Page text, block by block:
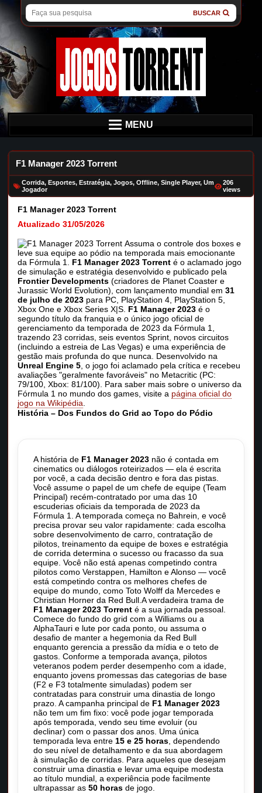
BUSCAR
MENU
F1 Manager 2023 Torrent
Corrida,Esportes,Estratégia,Jogos,Offline,Single Player,Um
Jogador
206
views
F1 Manager 2023 Torrent
Atualizado 31/05/2026
Assuma o controle dos boxes e
leve sua equipe ao pódio na temporada mais emocionante
da Fórmula 1. F1 Manager 2023 Torrent é o aclamado jogo
de simulação e estratégia desenvolvido e publicado pela
Frontier Developments (criadores de Planet Coaster e
Jurassic World Evolution), com lançamento mundial em31
de julho de 2023 para PC, PlayStation 4, PlayStation 5,
Xbox One e Xbox Series X|S. F1 Manager 2023 é o
segundo título da franquia e o único jogo oficial de
gerenciamento da temporada de 2023 da Fórmula 1,
trazendo 23 corridas, seis eventos Sprint, novos circuitos
(incluindo a estreia de Las Vegas) e uma experiência de
gestão mais profunda do que nunca. Desenvolvido na
Unreal Engine 5 , o jogo foi aclamado pela crítica e recebeu
avaliações "geralmente favoráveis" no Metacritic (PC:
79/100, Xbox: 81/100). Para saber mais sobre o universo da
Fórmula 1 no mundo dos games, visite a página oficial do
jogo na Wikipédia
História – Dos Fundos do Grid ao Topo do Pódio
A história de F1 Manager 2023 não é contada em
cinematics ou diálogos roteirizados — ela é escrita
por você, a cada decisão dentro e fora das pistas.
Você assume o papel de um chefe de equipe (Team
Principal) recém-contratado por uma das 10
escuderias oficiais da temporada de 2023 da
Fórmula 1. A temporada começa no Bahrein, e você
precisa provar seu valor rapidamente: cada escolha
sobre desenvolvimento de carro, contratação de
pilotos, treinamento da equipe de boxes e estratégia
de corrida determina o sucesso ou fracasso da sua
equipe. Você não está apenas competindo contra
pilotos como Verstappen, Hamilton e Alonso — você
está competindo contra os melhores chefes de
equipe do mundo, como Toto Wolff da Mercedes e
Christian Horner da Red Bull.A verdadeira trama de
F1 Manager 2023 Torrent é a sua jornada pessoal.
Comece do fundo do grid com a Williams ou a
AlphaTauri e lute por cada ponto, ou assuma o
desafio de manter a hegemonia da Red Bull
enquanto gerencia a pressão da mídia e o teto de
gastos. Conforme a temporada avança, pilotos
veteranos podem perder desempenho com a idade,
enquanto jovens promessas das categorias de base
(F2 e F3 totalmente simuladas) podem ser
contratadas para construir uma dinastia de longo
prazo. A campanha principal de F1 Manager 2023
não tem um fim fixo: você pode jogar temporada
após temporada, vendo seu time evoluir (ou
declinar) com o passar dos anos. Uma única
temporada leva entre 15 e 25 horas , dependendo
do seu nível de detalhamento e da sua abordagem
à simulação de corridas. Para aqueles que desejam
construir uma dinastia e levar uma equipe modesta
ao título mundial, a experiência pode facilmente
ultrapassar as50 horas de jogo.